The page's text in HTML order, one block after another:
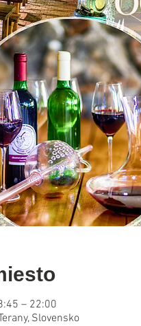
– 22:00
Slovensko